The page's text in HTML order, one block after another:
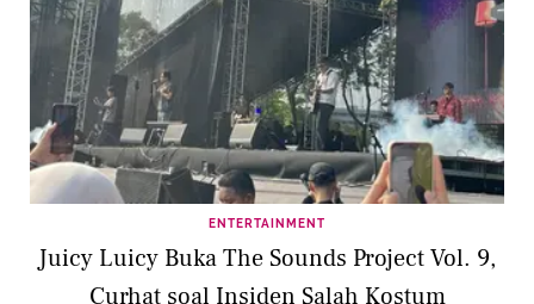
ENTERTAINMENT
Juicy Luicy Buka The Sounds Project Vol. 9,
Curhat soal Insiden Salah Kostum